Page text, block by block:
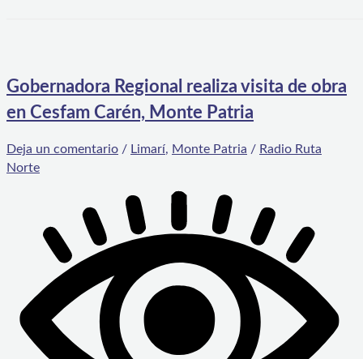
Gobernadora Regional realiza visita de obra
en Cesfam Carén, Monte Patria
Deja un comentario / Limarí, Monte Patria / Radio Ruta
Norte